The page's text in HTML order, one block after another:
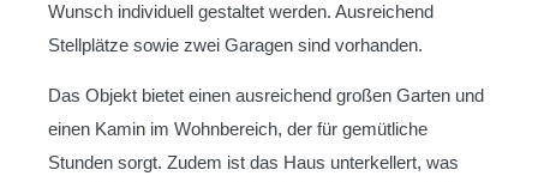
Wunsch individuell gestaltet werden. Ausreichend
Stellplätze sowie zwei Garagen sind vorhanden.
Das Objekt bietet einen ausreichend großen Garten und
einen Kamin im Wohnbereich, der für gemütliche
Stunden sorgt. Zudem ist das Haus unterkellert, was